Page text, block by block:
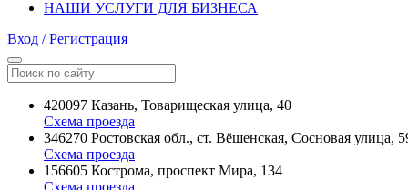
НАШИ УСЛУГИ ДЛЯ БИЗНЕСА
Вход / Регистрация
420097 Казань, Товарищеская улица, 40
Схема проезда
346270 Ростовская обл., ст. Вёшенская, Сосновая улица,
Схема проезда
156605 Кострома, проспект Мира, 134
Схема проезда